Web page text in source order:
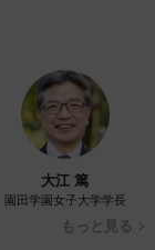
大江 篤
園田学園女子大学学長
もっと見る